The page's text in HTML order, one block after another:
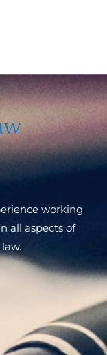
working
all aspects of